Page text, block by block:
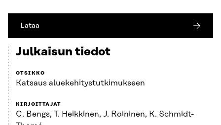
Lataa
Julkaisun tiedot
OTSIKKO
Katsaus aluekehitystutkimukseen
KIRJOITTAJAT
C. Bengs, T. Heikkinen, J. Roininen, K. Schmidt-